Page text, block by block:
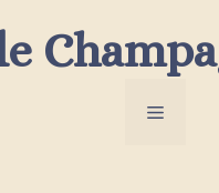
Menu